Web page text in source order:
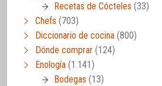
Recetas de Cócteles (33)
Chefs (703)
Diccionario de cocina (800)
Dónde comprar (124)
Enología (1.141)
Bodegas (13)